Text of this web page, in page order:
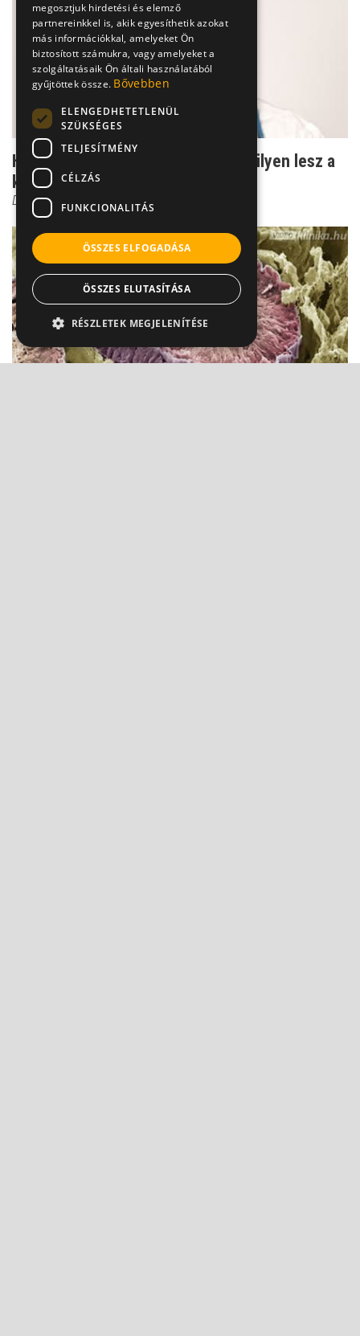
Hererák: Ezek alapján döntenek, milyen lesz a
kezelés
Dr. Fischer Gábor
megosztjuk hirdetési és elemző
partnereinkkel is, akik egyesíthetik azokat
más információkkal, amelyeket Ön
biztosított számukra, vagy amelyeket a
szolgáltatásaik Ön általi használatából
gyűjtöttek össze. Bővebben
ELENGEDHETETLENÜL
SZÜKSÉGES
TELJESÍTMÉNY
CÉLZÁS
FUNKCIONALITÁS
ÖSSZES ELFOGADÁSA
ÖSSZES ELUTASÍTÁSA
RÉSZLETEK MEGJELENÍTÉSE